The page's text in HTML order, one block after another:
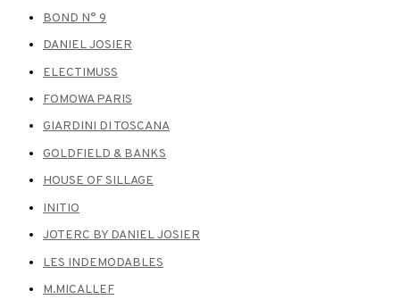
BOND N° 9
DANIEL JOSIER
ELECTIMUSS
FOMOWA PARIS
GIARDINI DI TOSCANA
GOLDFIELD & BANKS
HOUSE OF SILLAGE
INITIO
JOTERC BY DANIEL JOSIER
LES INDEMODABLES
M.MICALLEF